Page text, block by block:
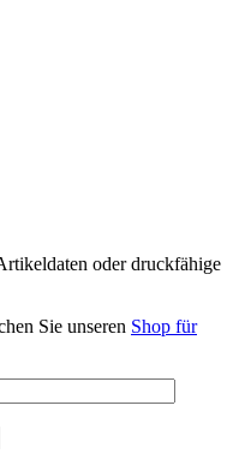
oder druckfähige
Sie unseren Shop für